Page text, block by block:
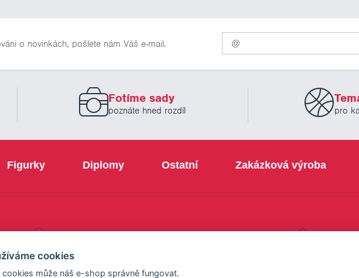
o novinkách, pošlete nám Váš e-mail.
Pro
odběr
našich
novinek
Fotíme sady
poznáte hned rozdíl pro
Figurky Diplomy Ostatní Zakázková výroba
cookies
cookies může náš e-shop správně fungovat.